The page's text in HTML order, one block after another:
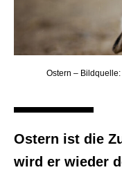
Ostern –
Ostern ist die
wird er wieder